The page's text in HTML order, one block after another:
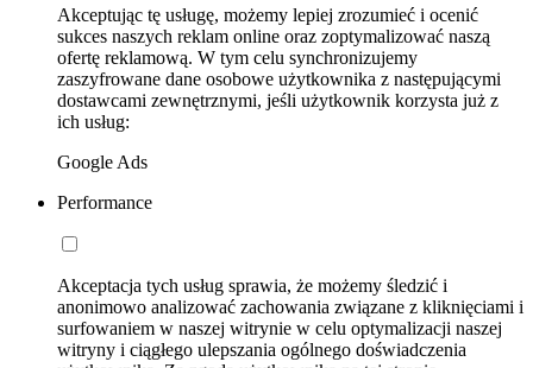
Akceptując tę usługę, możemy lepiej zrozumieć i ocenić
sukces naszych reklam online oraz zoptymalizować naszą
ofertę reklamową. W tym celu synchronizujemy
zaszyfrowane dane osobowe użytkownika z następującymi
dostawcami zewnętrznymi, jeśli użytkownik korzysta już z
ich usług:
Google Ads
Performance
Akceptacja tych usług sprawia, że możemy śledzić i
anonimowo analizować zachowania związane z kliknięciami i
surfowaniem w naszej witrynie w celu optymalizacji naszej
witryny i ciągłego ulepszania ogólnego doświadczenia